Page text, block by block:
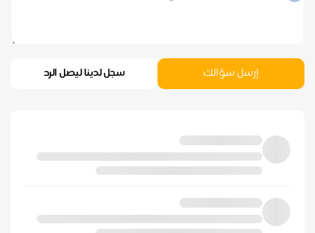
إرسل سؤالك سجل لدينا ليصل الرد